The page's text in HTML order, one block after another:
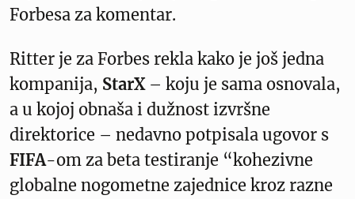
Forbesa za komentar.
Ritter je za Forbes rekla kako je još jedna
kompanija, StarX– koju je sama osnovala,
a u kojoj obnaša i dužnost izvršne
direktorice – nedavno potpisala ugovor s
FIFA-om za beta testiranje “kohezivne
globalne nogometne zajednice kroz razne